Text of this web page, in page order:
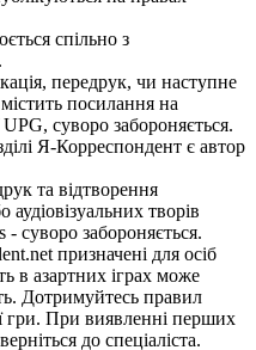
спільно з
передрук, чи наступне
посилання на
суворо забороняється.
Я-Корреспондент є автор
та відтворення
аудіовізуальних творів
суворо забороняється.
призначені для осіб
в азартних іграх може
Дотримуйтесь правил
гри. При виявленні перших
до спеціаліста.